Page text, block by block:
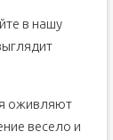
в нашу
оживляют
весело и